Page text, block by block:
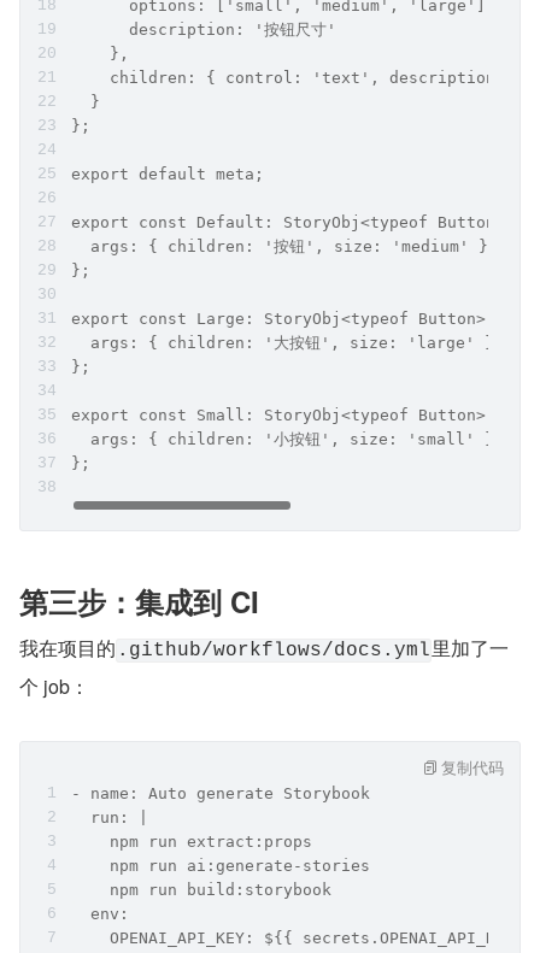
      options: ['small', 'medium', 'large'],
      description: '按钮尺寸'
    },
children: { control: 'text', description: '按
  }
};
export default meta;
export const Default: StoryObj<typeof Button> =
  args: { children: '按钮', size: 'medium' },
};
export const Large: StoryObj<typeof Button> = {
  args: { children: '大按钮', size: 'large' },
};
export const Small: StoryObj<typeof Button> = {
  args: { children: '小按钮', size: 'small' },
};
第三步：集成到 CI
我在项目的 .github/workflows/docs.yml里加了一
个 job：
- name: Auto generate Storybook
  run: |
    npm run extract:props
    npm run ai:generate-stories
    npm run build:storybook
  env:
OPENAI_API_KEY: ${{ secrets.OPENAI_API_KEY
复制代码